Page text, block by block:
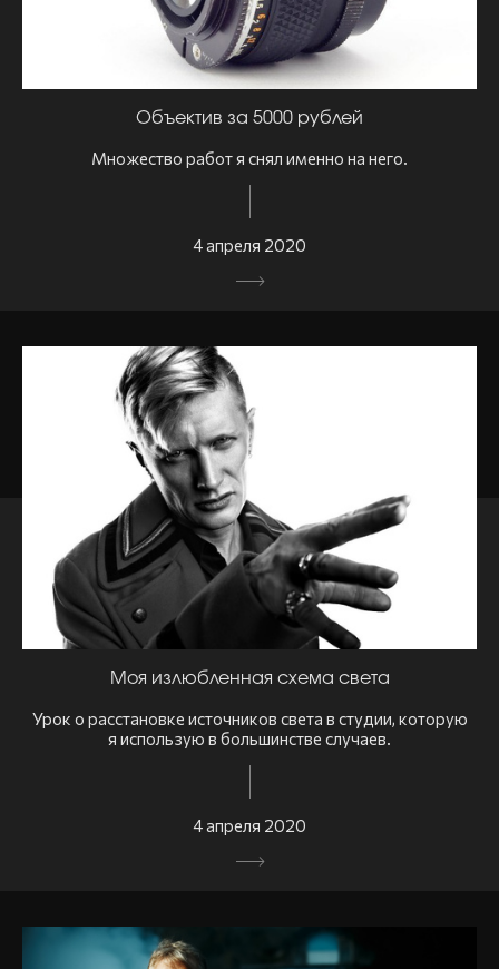
Объектив за 5000 рублей
Множество работ я снял именно на него.
4 апреля 2020
Моя излюбленная схема света
Урок о расстановке источников света в студии, которую
я использую в большинстве случаев.
4 апреля 2020